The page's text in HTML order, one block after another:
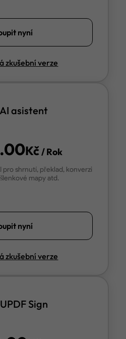
nyní
zkušební verze
AI asistent
Kč/ Rok
pro shrnutí, překlad, konverzi
mapy atd.
nyní
zkušební verze
UPDF Sign